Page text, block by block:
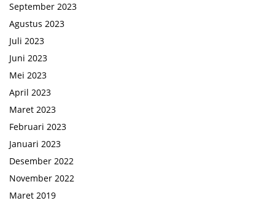
September 2023
Agustus 2023
Juli 2023
Juni 2023
Mei 2023
April 2023
Maret 2023
Februari 2023
Januari 2023
Desember 2022
November 2022
Maret 2019